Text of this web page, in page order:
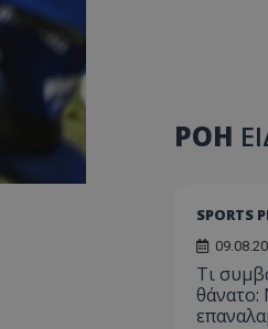
ΡΟΗ
SPORTS
Τι
θάνατο: